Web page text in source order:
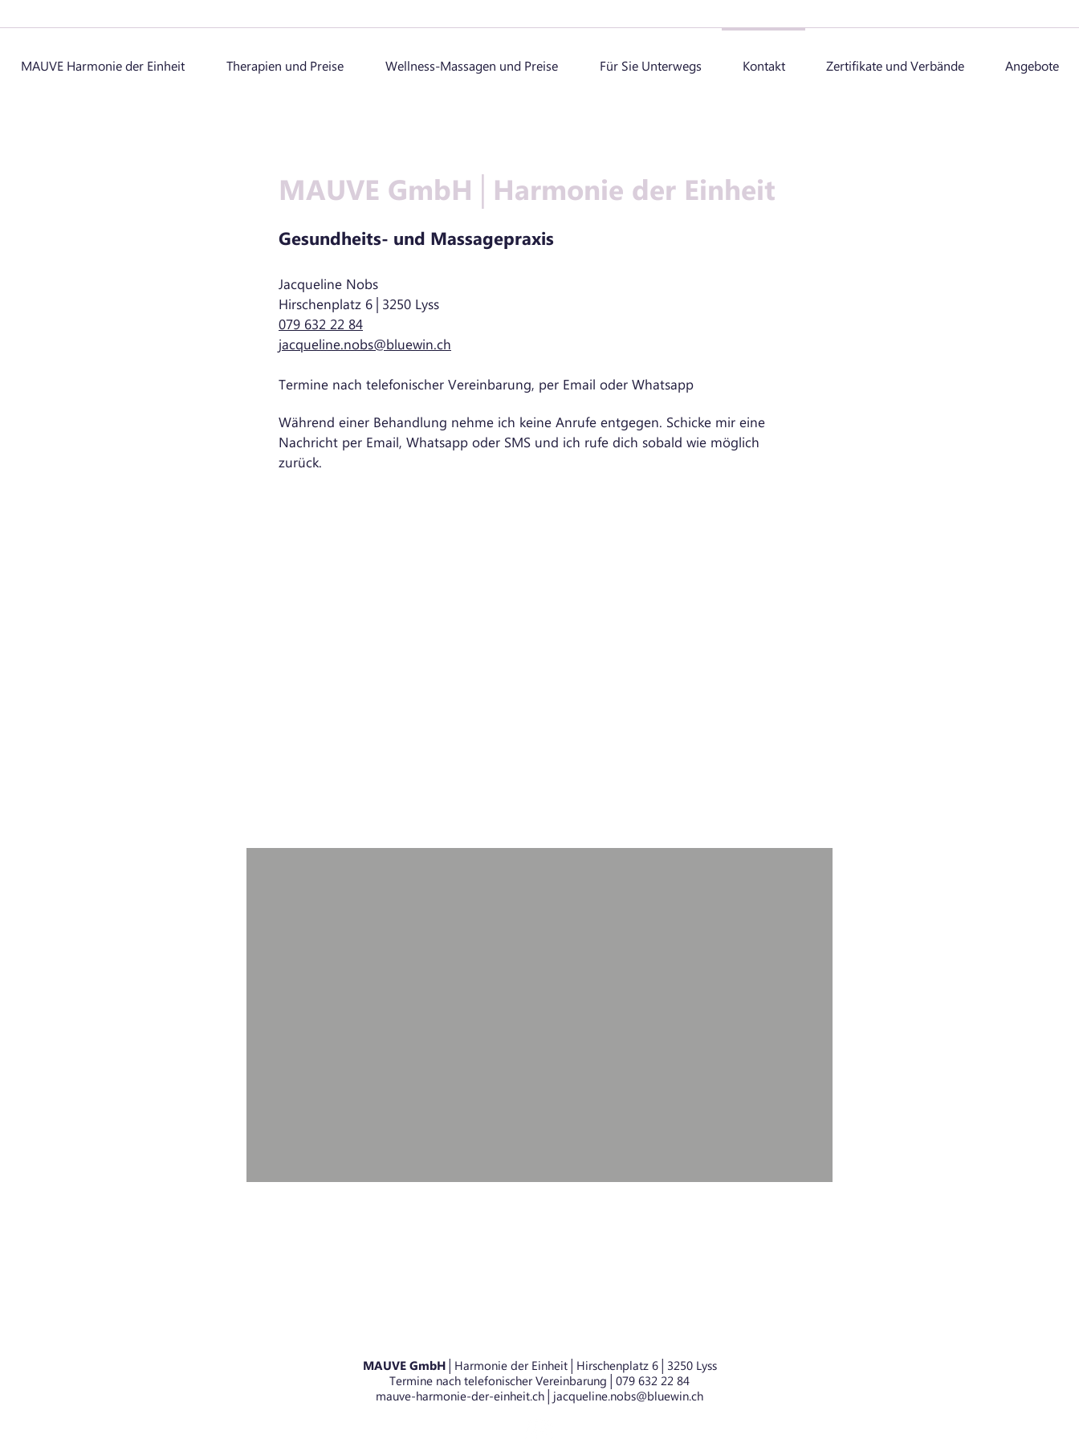
MAUVE Harmonie der Einheit Therapien und Preise Wellness-Massagen und Preise Für Sie Unterwegs Kontakt Zertifikate und Verbände Angebote
MAUVE GmbH│Harmonie der Einheit
Gesundheits- und Massagepraxis
Jacqueline Nobs
Hirschenplatz 6│3250 Lyss
079 632 22 84
jacqueline.nobs@bluewin.ch
Termine nach telefonischer Vereinbarung, per Email oder Whatsapp
Während einer Behandlung nehme ich keine Anrufe entgegen. Schicke mir eine
Nachricht per Email, Whatsapp oder SMS und ich rufe dich sobald wie möglich
zurück.
MAUVE GmbH│ Harmonie der Einheit│Hirschenplatz 6│3250 Lyss
Termine nach telefonischer Vereinbarung│079 632 22 84
mauve-harmonie-der-einheit.ch│ jacqueline.nobs@bluewin.ch